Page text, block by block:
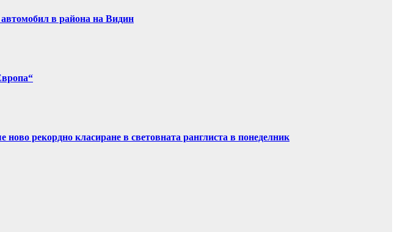
автомобил в района на Видин
рекордно класиране в световната ранглиста в понеделник